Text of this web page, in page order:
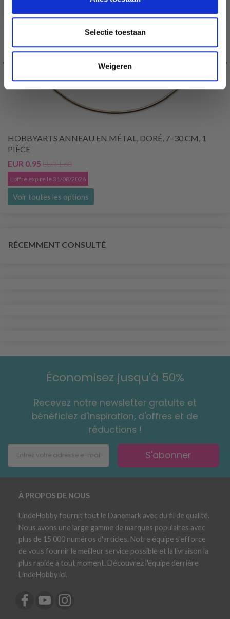
Selectie toestaan
Weigeren
HOBBYARTS ANNEAU EN MÉTAL, DORÉ, 7–30 CM, 1
PIÈCE
EUR 0.95 EUR 1.60
L'offre expire le 31/08/2026
Voir toutes les options
RÉCEMMENT CONSULTÉ
Économisez jusqu'à 50%
Recevez notre newsletter gratuite et
bénéficiez d'inspiration, d'offres et de
réductions !
S'abonner
À PROPOS DE NOUS
LindeHobby fournit tout le Danemark avec du fil de qualité.
Nous avons une large gamme de marques populaires avec
plus de 15 000 numéros d'articles. Notre équipe s'efforce
de vous fournir le meilleur service possible et la livraison la
plus rapide à tout moment. Découvrez l'équipe derrière
LindeHobby ici.